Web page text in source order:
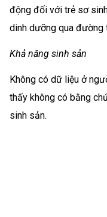
động đối với trẻ sơ
dinh dưỡng qua đường
Khả năng sinh sản
Không có dữ liệu ở
thấy không có bằng
sinh sản.